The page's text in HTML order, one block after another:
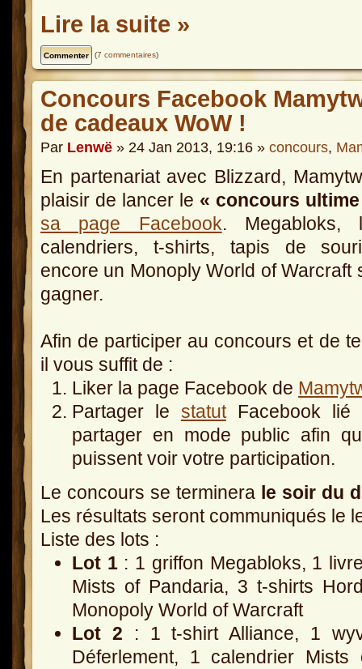
Lire la suite »
(7 commentaires)
Concours Facebook
de cadeaux WoW !
Par Lenwë » 24 Jan 2013, 19:16 » concours,
En partenariat avec Blizzard,
plaisir de lancer le « concours
sa page Facebook. Megabloks,
calendriers, t-shirts, tapis de
encore un Monoply World of Warcraft
gagner.
Afin de participer au concours et de
il vous suffit de :
Liker la page Facebook de
Partager le statutFacebook lié
partager en mode public afin
puissent voir votre participation.
Le concours se terminera le soir du
Les résultats seront communiqués le
Liste des lots :
Lot 1: 1 griffon Megabloks, 1
Mists of Pandaria, 3 t-shirts
Monopoly World of Warcraft
Lot 2 : 1 t-shirt Alliance, 1
Déferlement, 1 calendrier